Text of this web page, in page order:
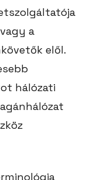
a
elől.
hálózati